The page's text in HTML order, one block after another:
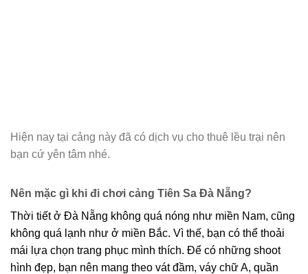
Hiện nay tại cảng này đã có dịch vụ cho thuê lều trại nên
bạn cứ yên tâm nhé.
Nên mặc gì khi đi chơi cảng Tiên Sa Đà Nẵng?
Thời tiết ở Đà Nẵng không quá nóng như miền Nam, cũng
không quá lạnh như ở miền Bắc. Vì thế, bạn có thể thoải
mái lựa chọn trang phục mình thích. Để có những shoot
hình đẹp, bạn nên mang theo vát đầm, váy chữ A, quần